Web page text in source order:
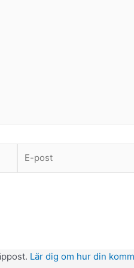
post
Lär dig om hur din